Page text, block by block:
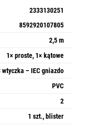
2333130251
8592920107805
2,5 m
1× proste, 1× kątowe
wtyczka – IEC gniazdo
PVC
2
1 szt., blister